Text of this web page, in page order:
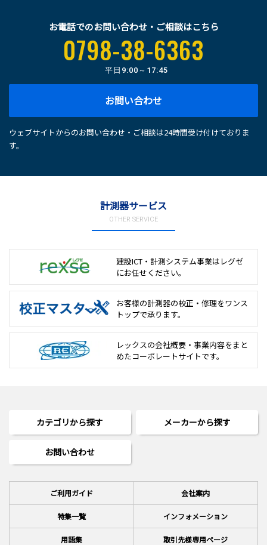
お電話でのお問い合わせ・ご相談はこちら
0798-38-6363
平日 9:00～17:45
お問い合わせ
ウェブサイトからのお問い合わせ・ご相談は24時間受け付けておりま
す。
計測器サービス
OTHER SERVICE
建設ICT・計測システム事業は レグゼ
にお任せください。
お客様の計測器の校正・修理をワンス
トップで承ります。
レックスの会社概要・事業内容をまと
めたコーポレートサイトです。
カテゴリから探す メーカーから探す
お問い合わせ
ご利用ガイド 会社案内
特集一覧 インフォメーション
用語集 取引先様専用ページ